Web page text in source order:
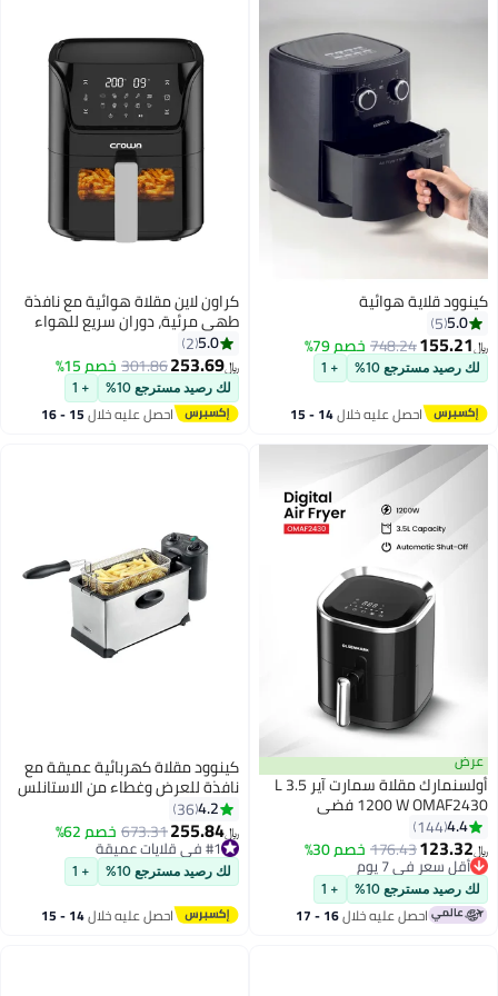
كينوود قلاية هوائية
5.0
5
﷼‏ 155.21
748.24خصم 79%
لك رصيد مسترجع 10% + 1
احصل عليه خلال 14 - 15
كراون لاين مقلاة هوائية مع نافذة
طهي مرئية، دوران سريع للهواء
الساخن للقلي والشواء والشواء
دقيقة
5.0
2
﷼‏253.69
301.86خصم 15%
لك رصيد مسترجع 10% + 1
احصل عليه خلال 15 - 16
عرض
أولسنمارك مقلاة سمارت آير 3.5 L
1200 W OMAF2430 فضي
4.4
144
﷼‏123.32
176.43خصم 30%
أقل سعر في 7 يوم
أقل سعر في 7 يوم
لك رصيد مسترجع 10% + 1
احصل عليه خلال 16 - 17
كينوود مقلاة كهربائية عميقة مع
نافذة للعرض وغطاء من الاستانلس
ستيل لمطبخ المنزل والمطاعم 3 L
2000 W DFM50.000SS فضي/
أسود
4.2
36
﷼‏255.84
673.31خصم 62%
#1 في قلايات عميقة
#1 في قلايات عميقة
لك رصيد مسترجع 10% + 1
احصل عليه خلال 14 - 15